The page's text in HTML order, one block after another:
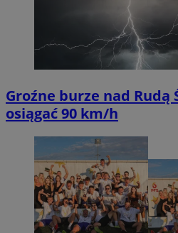
Groźne burze nad Rudą
osiągać 90 km/h